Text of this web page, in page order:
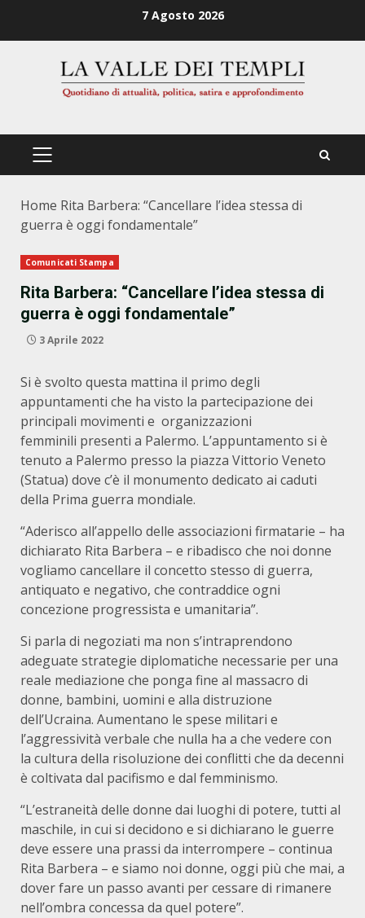
7 Agosto 2026
PRIMÄRES
Home Rita Barbera: “Cancellare l’idea stessa di
guerra è oggi fondamentale”
Comunicati Stampa
Rita Barbera: “Cancellare l’idea stessa di
guerra è oggi fondamentale”
3 Aprile 2022
Si è svolto questa mattina il primo degli
appuntamenti che ha visto la partecipazione dei
principali movimenti e organizzazioni
femminili presenti a Palermo. L’appuntamento si è
tenuto a Palermo presso la piazza Vittorio Veneto
(Statua) dove c’è il monumento dedicato ai caduti
della Prima guerra mondiale.
“Aderisco all’appello delle associazioni firmatarie – ha
dichiarato Rita Barbera – e ribadisco che noi donne
vogliamo cancellare il concetto stesso di guerra,
antiquato e negativo, che contraddice ogni
concezione progressista e umanitaria”.
Si parla di negoziati ma non s’intraprendono
adeguate strategie diplomatiche necessarie per una
reale mediazione che ponga fine al massacro di
donne, bambini, uomini e alla distruzione
dell’Ucraina. Aumentano le spese militari e
l’aggressività verbale che nulla ha a che vedere con
la cultura della risoluzione dei conflitti che da decenni
è coltivata dal pacifismo e dal femminismo.
“L’estraneità delle donne dai luoghi di potere, tutti al
maschile, in cui si decidono e si dichiarano le guerre
deve essere una prassi da interrompere – continua
Rita Barbera – e siamo noi donne, oggi più che mai, a
dover fare un passo avanti per cessare di rimanere
nell’ombra concessa da quel potere”.